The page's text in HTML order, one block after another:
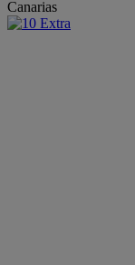
Canarias